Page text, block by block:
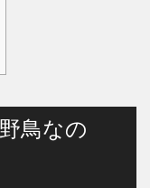
鳥なの